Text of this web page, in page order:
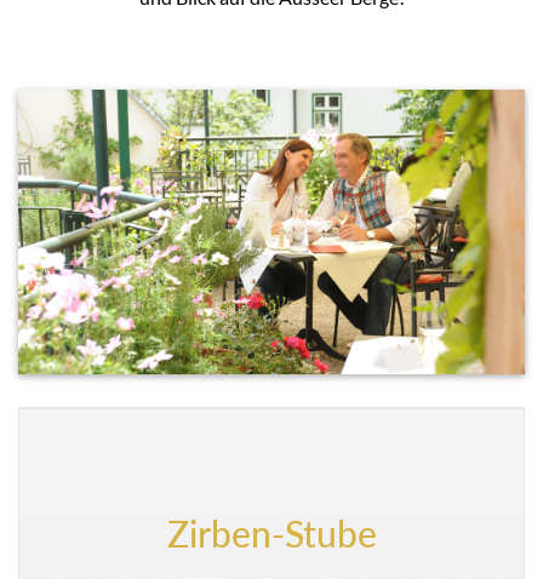
Zirben-Stube